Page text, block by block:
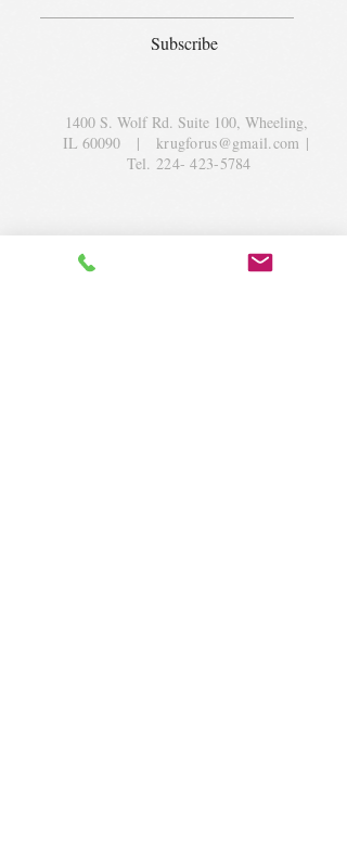
Subscribe
1400 S. Wolf Rd. Suite 100, Wheeling,
IL 60090 |krugforus@gmail.com |
Tel.224- 423-5784